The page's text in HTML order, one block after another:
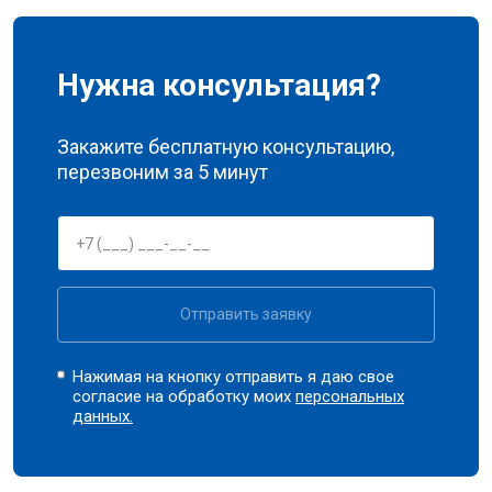
Нужна консультация?
Закажите бесплатную консультацию,
перезвоним за 5 минут
Отправить заявку
Нажимая на кнопку отправить я даю свое
согласие на обработку моихперсональных
данных.